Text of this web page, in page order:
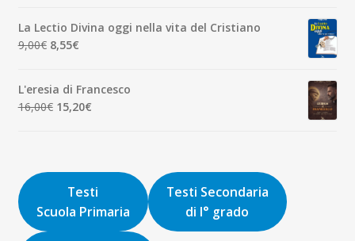
era:
8,00€.
è:
7,60€.
La Lectio Divina oggi nella vita del Cristiano
9,00€ Il
era:
9,00€.
8,55€Il
è:
8,55€.
L'eresia di Francesco
16,00€ Il
16,00€.
15,20€Il
15,20€.
Testi
Scuola Primaria
Testi Secondaria
di I° grado